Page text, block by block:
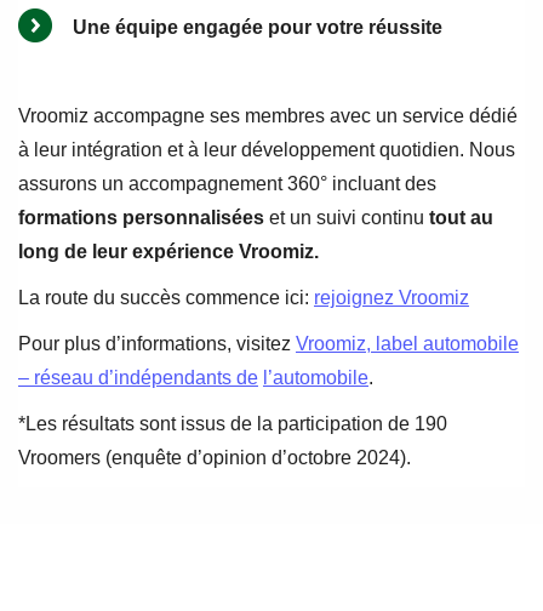
Une équipe engagée pour votre réussite
Vroomiz accompagne ses membres avec un service dédié
à leur intégration et à leur développement quotidien. Nous
assurons un accompagnement 360° incluant des
formations personnalisées et un suivi continu tout au
long de leur expérience Vroomiz.
La route du succès commence ici: rejoignez Vroomiz
Pour plus d’informations, visitez Vroomiz, label automobile
– réseau d’indépendants de l’automobile.
*Les résultats sont issus de la participation de 190
Vroomers (enquête d’opinion d’octobre 2024).